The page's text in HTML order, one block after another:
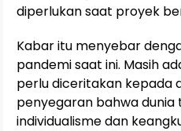
diperlukan saat proyek
Kabar itu menyebar
pandemi saat ini. Masih
perlu diceritakan kepada
penyegaran bahwa dunia
individualisme dan